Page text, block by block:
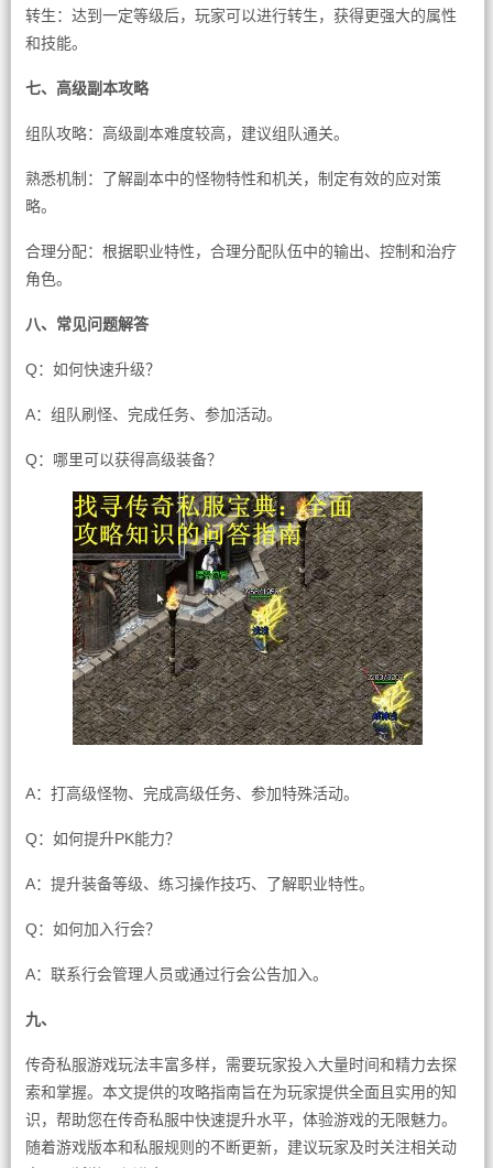
转生：达到一定等级后，玩家可以进行转生，获得更强大的属性
和技能。
七、高级副本攻略
组队攻略：高级副本难度较高，建议组队通关。
熟悉机制：了解副本中的怪物特性和机关，制定有效的应对策
略。
合理分配：根据职业特性，合理分配队伍中的输出、控制和治疗
角色。
八、常见问题解答
Q：如何快速升级？
A：组队刷怪、完成任务、参加活动。
Q：哪里可以获得高级装备？
A：打高级怪物、完成高级任务、参加特殊活动。
Q：如何提升PK能力？
A：提升装备等级、练习操作技巧、了解职业特性。
Q：如何加入行会？
A：联系行会管理人员或通过行会公告加入。
九、
传奇私服游戏玩法丰富多样，需要玩家投入大量时间和精力去探
索和掌握。本文提供的攻略指南旨在为玩家提供全面且实用的知
识，帮助您在传奇私服中快速提升水平，体验游戏的无限魅力。
随着游戏版本和私服规则的不断更新，建议玩家及时关注相关动